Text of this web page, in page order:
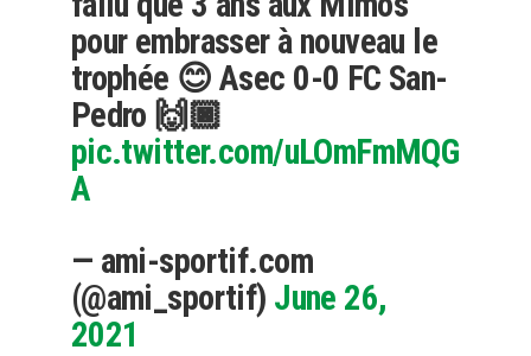
pour embrasser à nouveau le
trophée 😊 Asec 0-0 FC San-
Pedro 🙌🏿
pic.twitter.com/uLOmFmMQG
A
— ami-sportif.com
(@ami_sportif) June 26,
2021